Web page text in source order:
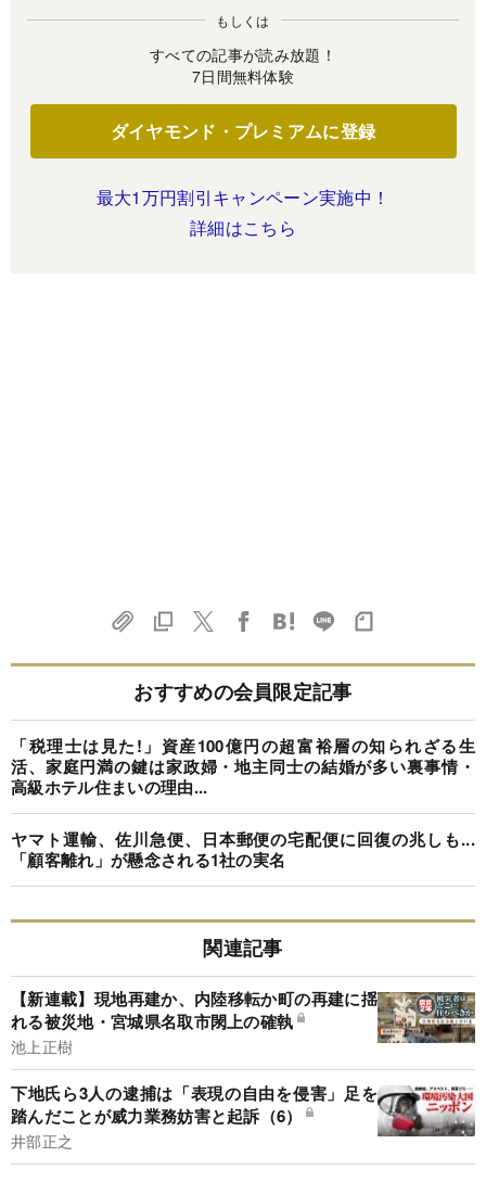
もしくは
すべての記事が読み放題！
7日間無料体験
ダイヤモンド・プレミアムに登録
最大1万円割引キャンペーン実施中！
詳細はこちら
おすすめの会員限定記事
「税理士は見た!」資産100億円の超富裕層の知られざる生
活、家庭円満の鍵は家政婦・地主同士の結婚が多い裏事情・
高級ホテル住まいの理由...
ヤマト運輸、佐川急便、日本郵便の宅配便に回復の兆しも...
「顧客離れ」が懸念される1社の実名
関連記事
【新連載】現地再建か、内陸移転か町の再建に揺
れる被災地・宮城県名取市閖上の確執
池上正樹
下地氏ら3人の逮捕は「表現の自由を侵害」足を
踏んだことが威力業務妨害と起訴（6）
井部正之